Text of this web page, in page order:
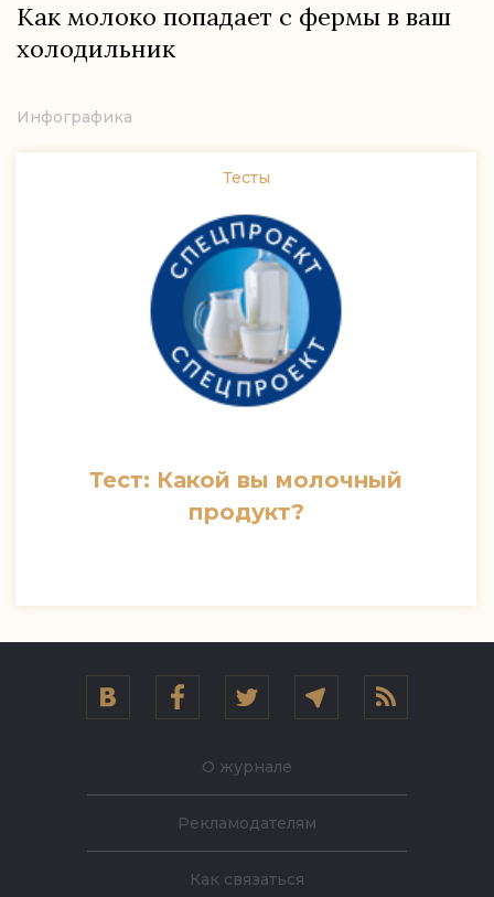
Как молоко попадает с фермы в ваш
холодильник
Инфографика
Тесты
Тест: Какой вы молочный
продукт?
О журнале
Рекламодателям
Как связаться